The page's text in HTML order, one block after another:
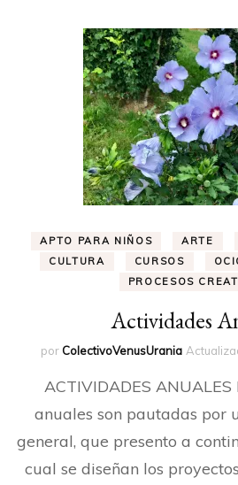
APTO PARA NIÑOS ARTE
CULTURA
CURSOS
PROCESOS
Actividades
porColectivoVenusUrania
ACTIVIDADES
anuales son pautadas por
general, que presento a
cual se diseñan los